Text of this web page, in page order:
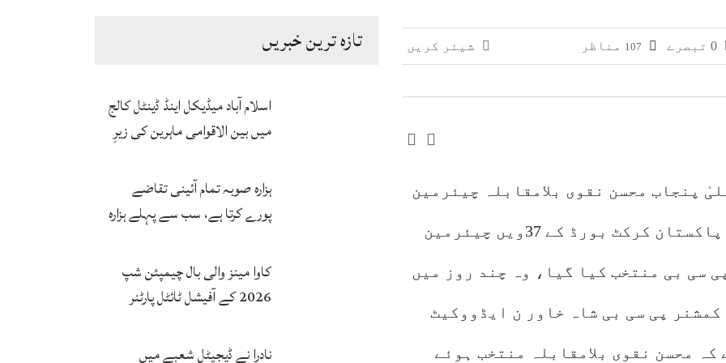
کے کاروباری گروپ کی ملکیت کا انکشاف
تازہ ترین خبریں
اسلام آباد میڈیکل اینڈ ڈینٹل کالج
میں بین الاقوامی ماہرین کی زیرِ
سرٹیفکیٹ پروگرام شروع
ہزارہ صوبہ تمام آئینی تقاضے
پورے کرتا ہے، سب سے پہلے ہزارہ
محمد یوسف
کاوا مینز والی بال چیمپئن شپ
2026 کے آفیشل ٹائٹل پارٹنر
فتح پر جشن
نادرا نے ڈیجیٹل شعبے میں
شیئر کریں 107 مناظر
پنجاب محسن نقوی بلامقابلہ چیئرمین
پی سی بی منتخب ہو گئے۔محسن نقوی پاکستان کرکٹ بورڈ کے 37ویں چیئرمین
پی سی بی منتخب کیا گیا، وہ چند روز میں
پی سی بی شاہ خاور ن ایڈووکیٹ
محسن نقوی بلامقابلہ منتخب ہوئے